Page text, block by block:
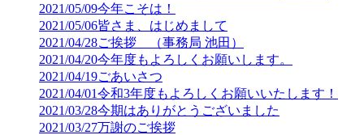
2021/05/09今年こそは！
2021/05/06皆さま、はじめまして
2021/04/28ご挨拶 （事務局 池田）
2021/04/20今年度もよろしくお願いします。
2021/04/19ごあいさつ
2021/04/01令和3年度もよろしくお願いいたします！
2021/03/28今期はありがとうございました
2021/03/27万謝のご挨拶